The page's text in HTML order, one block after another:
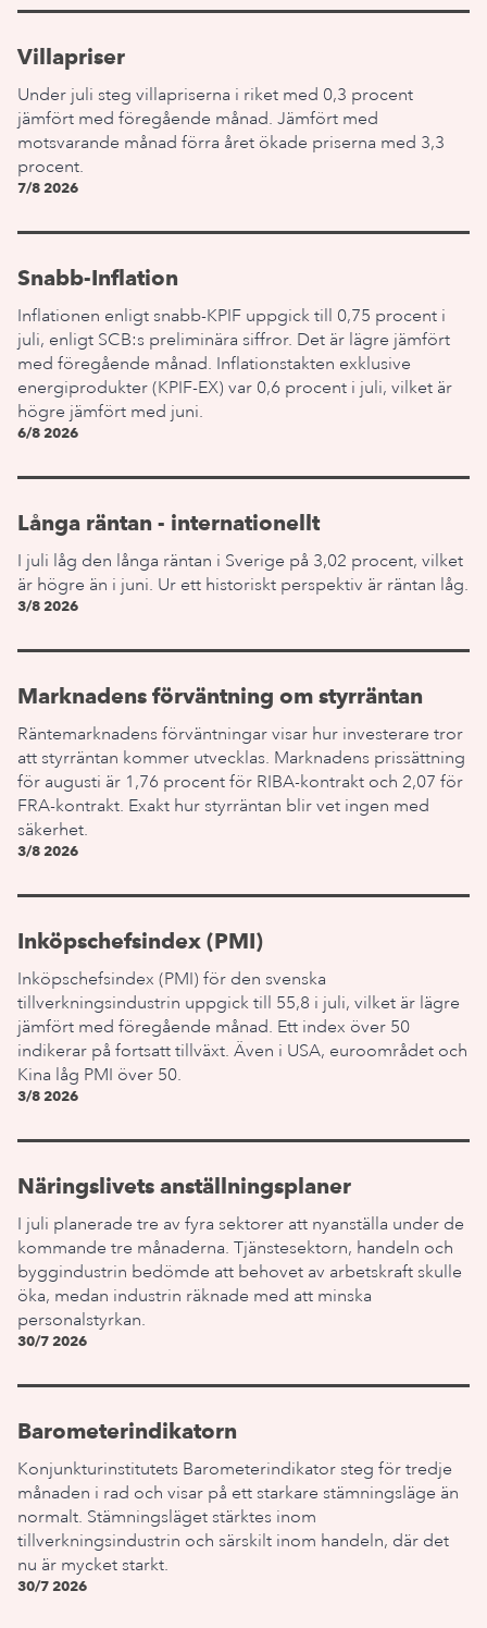
Villapriser
Under juli steg villapriserna i riket med 0,3 procent
jämfört med föregående månad. Jämfört med
motsvarande månad förra året ökade priserna med 3,3
procent.
7/8 2026
Snabb-Inflation
Inflationen enligt snabb-KPIF uppgick till 0,75 procent i
juli, enligt SCB:s preliminära siffror. Det är lägre jämfört
med föregående månad. Inflationstakten exklusive
energiprodukter (KPIF-EX) var 0,6 procent i juli, vilket är
högre jämfört med juni.
6/8 2026
Långa räntan - internationellt
I juli låg den långa räntan i Sverige på 3,02 procent, vilket
är högre än i juni. Ur ett historiskt perspektiv är räntan låg.
3/8 2026
Marknadens förväntning om styrräntan
Räntemarknadens förväntningar visar hur investerare tror
att styrräntan kommer utvecklas. Marknadens prissättning
för augusti är 1,76 procent för RIBA-kontrakt och 2,07 för
FRA-kontrakt. Exakt hur styrräntan blir vet ingen med
säkerhet.
3/8 2026
Inköpschefsindex (PMI)
Inköpschefsindex (PMI) för den svenska
tillverkningsindustrin uppgick till 55,8 i juli, vilket är lägre
jämfört med föregående månad. Ett index över 50
indikerar på fortsatt tillväxt. Även i USA, euroområdet och
Kina låg PMI över 50.
3/8 2026
Näringslivets anställningsplaner
I juli planerade tre av fyra sektorer att nyanställa under de
kommande tre månaderna. Tjänstesektorn, handeln och
byggindustrin bedömde att behovet av arbetskraft skulle
öka, medan industrin räknade med att minska
personalstyrkan.
30/7 2026
Barometerindikatorn
Konjunkturinstitutets Barometerindikator steg för tredje
månaden i rad och visar på ett starkare stämningsläge än
normalt. Stämningsläget stärktes inom
tillverkningsindustrin och särskilt inom handeln, där det
nu är mycket starkt.
30/7 2026